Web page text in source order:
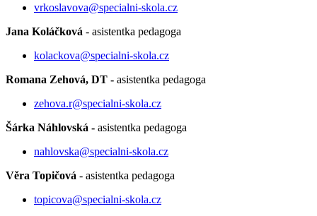
vrkoslavova@specialni-skola.cz
Jana Koláčková - asistentka pedagoga
kolackova@specialni-skola.cz
Romana Zehová, DT - asistentka pedagoga
zehova.r@specialni-skola.cz
Šárka Náhlovská - asistentka pedagoga
nahlovska@specialni-skola.cz
Věra Topičová - asistentka pedagoga
topicova@specialni-skola.cz